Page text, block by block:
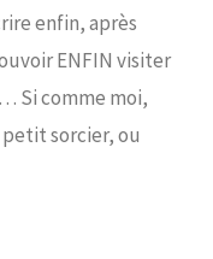
enfin, après
ENFIN visiter
Si comme moi,
petit sorcier, ou